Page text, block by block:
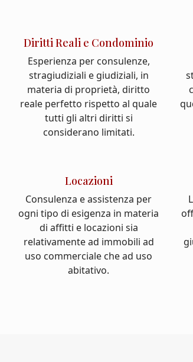
Diritti Reali e Condominio
Esperienza per consulenze,
stragiudiziali e giudiziali, in
materia di proprietà, diritto
reale perfetto rispetto al quale
tutti gli altri diritti si
considerano limitati.
Locazioni
Consulenza e assistenza per
ogni tipo di esigenza in materia
di affitti e locazioni sia
relativamente ad immobili ad
uso commerciale che ad uso
abitativo.